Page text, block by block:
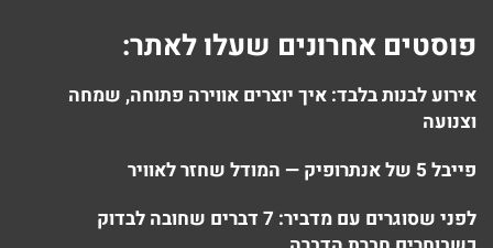
פוסטים אחרונים שעלו לאתר:
אירוע לבנות בלבד: איך יוצרים אווירה פתוחה, שמחה
וצנועה
פייבל 5 של אנתרופיק — המודל שחזר לאוויר
לפני שסוגרים עם מדביר: 7 דברים שחובה לבדוק